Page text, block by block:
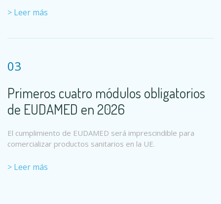
> Leer más
03
Primeros cuatro módulos obligatorios
de EUDAMED en 2026
El cumplimiento de EUDAMED será imprescindible para
comercializar productos sanitarios en la UE.
> Leer más